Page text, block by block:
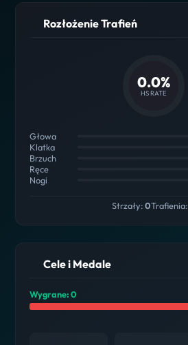
Rozłożenie Trafień
0.0%
HS RATE
Głowa
Klatka
Brzuch
Ręce
Nogi
Strzały:0Trafienia:
Cele i Medale
Wygrane: 0